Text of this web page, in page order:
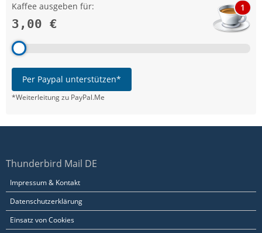
Kaffee ausgeben für:
3,00 €
1
Per Paypal unterstützen*
*Weiterleitung zu PayPal.Me
Thunderbird Mail DE
Impressum & Kontakt
Datenschutzerklärung
Einsatz von Cookies